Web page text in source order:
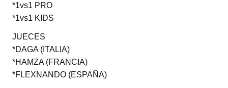
*1vs1 PRO
*1vs1 KIDS
JUECES
*DAGA (ITALIA)
*HAMZA (FRANCIA)
*FLEXNANDO (ESPAÑA)